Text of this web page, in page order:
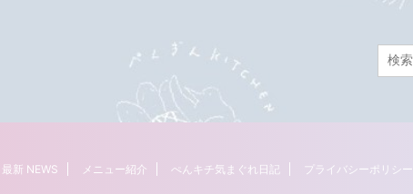
最新 NEWS メニュー紹介 ぺんキチ気まぐれ日記 プライバシーポリシー